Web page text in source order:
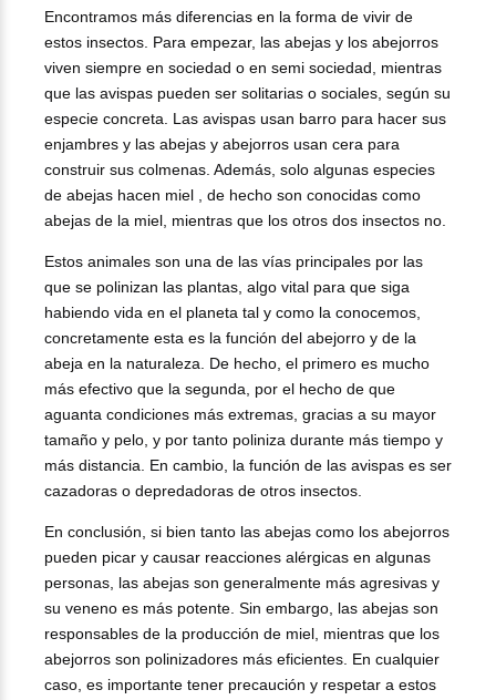
Encontramos más diferencias en la forma de vivir de
estos insectos. Para empezar, las abejas y los abejorros
viven siempre en sociedad o en semi sociedad, mientras
que las avispas pueden ser solitarias o sociales, según su
especie concreta. Las avispas usan barro para hacer sus
enjambres y las abejas y abejorros usan cera para
construir sus colmenas. Además, solo algunas especies
de abejas hacen miel , de hecho son conocidas como
abejas de la miel, mientras que los otros dos insectos no.
Estos animales son una de las vías principales por las
que se polinizan las plantas, algo vital para que siga
habiendo vida en el planeta tal y como la conocemos,
concretamente esta es la función del abejorro y de la
abeja en la naturaleza. De hecho, el primero es mucho
más efectivo que la segunda, por el hecho de que
aguanta condiciones más extremas, gracias a su mayor
tamaño y pelo, y por tanto poliniza durante más tiempo y
más distancia. En cambio, la función de las avispas es ser
cazadoras o depredadoras de otros insectos.
En conclusión, si bien tanto las abejas como los abejorros
pueden picar y causar reacciones alérgicas en algunas
personas, las abejas son generalmente más agresivas y
su veneno es más potente. Sin embargo, las abejas son
responsables de la producción de miel, mientras que los
abejorros son polinizadores más eficientes. En cualquier
caso, es importante tener precaución y respetar a estos